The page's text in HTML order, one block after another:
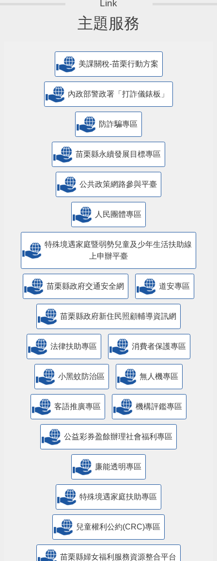
主題服務
美課關稅-苗栗行動方案
內政部警政署「打詐儀錶板」
防詐騙專區
苗栗縣永續發展目標專區
公共政策網路參與平臺
人民團體專區
特殊境遇家庭暨弱勢兒童及少年生活扶助線
上申辦平臺
苗栗縣政府交通安全網 道安專區
苗栗縣政府新住民照顧輔導資訊網
法律扶助專區 消費者保護專區
小黑蚊防治區 無人機專區
客語推廣專區 機構評鑑專區
公益彩券盈餘辦理社會福利專區
廉能透明專區
特殊境遇家庭扶助專區
兒童權利公約(CRC)專區
苗栗縣婦女福利服務資源整合平台